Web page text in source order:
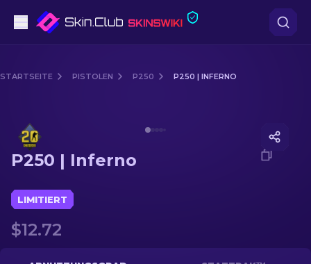
Scharfschützengewehr
Messer
Handschuh
STARTSEITE PISTOLEN P250 P250 | INFERNO
P250 | Inferno
LIMITIERT
$12.72